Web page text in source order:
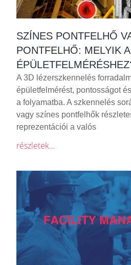
SZÍNES PONTFELHŐ
PONTFELHŐ: MELYIK
A 3D lézerszkennelés
épületfelmérést, pontosságot
a folyamatba. A szkennelés
vagy színes pontfelhők
reprezentációi a valós
részletek...